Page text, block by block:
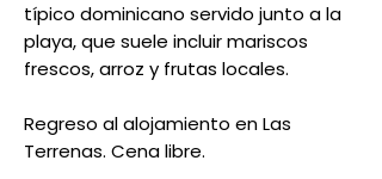
típico dominicano servido junto a la
playa, que suele incluir mariscos
frescos, arroz y frutas locales.
Regreso al alojamiento en Las
Terrenas. Cena libre.